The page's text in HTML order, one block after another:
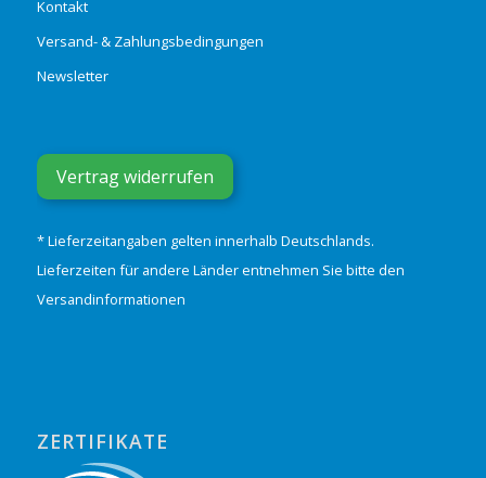
Kontakt
Versand- & Zahlungsbedingungen
Newsletter
Vertrag widerrufen
* Lieferzeitangaben gelten innerhalb Deutschlands.
Lieferzeiten für andere Länder entnehmen Sie bitte den
Versandinformationen
ZERTIFIKATE